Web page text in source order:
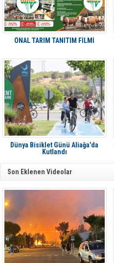
ÖNAL TARIM TANITIM FİLMİ
Dünya Bisiklet Günü Aliağa’da
Kutlandı
Son Eklenen Videolar